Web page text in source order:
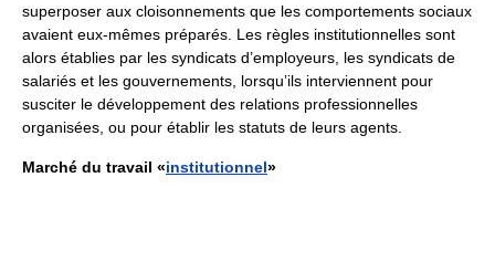
superposer aux cloisonnements que les comportements sociaux
avaient eux-mêmes préparés. Les règles institutionnelles sont
alors établies par les syndicats d’employeurs, les syndicats de
salariés et les gouvernements, lorsqu’ils interviennent pour
susciter le développement des relations professionnelles
organisées, ou pour établir les statuts de leurs agents.
Marché du travail «institutionnel»